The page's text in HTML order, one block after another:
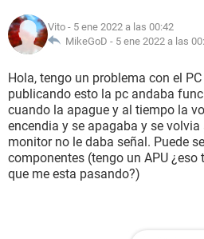
Vito - 5 ene 2022 a las 00:42
MikeGoD - 5 ene 2022 a las
Hola, tengo un problema con el
publicando esto la pc andaba
cuando la apague y al tiempo la
encendia y se apagaba y se volvia
monitor no le daba señal. Puede
componentes (tengo un APU
que me esta pasando?)